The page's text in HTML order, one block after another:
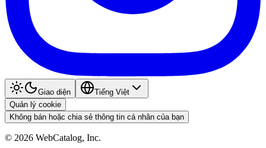
Giao diện
Tiếng Việt
Quản lý cookie
Không bán hoặc chia sẻ thông tin cá nhân của bạn
© 2026 WebCatalog, Inc.